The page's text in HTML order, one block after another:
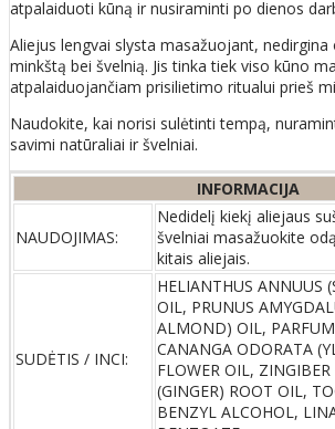
atpalaiduoti kūną ir nusiraminti po dienos
Aliejus lengvai slysta masažuojant, nedirgina
minkštą bei švelnią. Jis tinka tiek viso kūno
atpalaiduojančiam prisilietimo ritualui prieš
Naudokite, kai norisi sulėtinti tempą,
savimi natūraliai ir švelniai.
INFORMACIJA
NAUDOJIMAS:
Nedidelį kiekį aliejaus
švelniai masažuokite
kitais aliejais.
SUDĖTIS / INCI:
HELIANTHUS ANNUUS
OIL, PRUNUS
ALMOND) OIL, PARFUM
CANANGA ODORATA
FLOWER OIL,
(GINGER) ROOT OIL,
BENZYL ALCOHOL,